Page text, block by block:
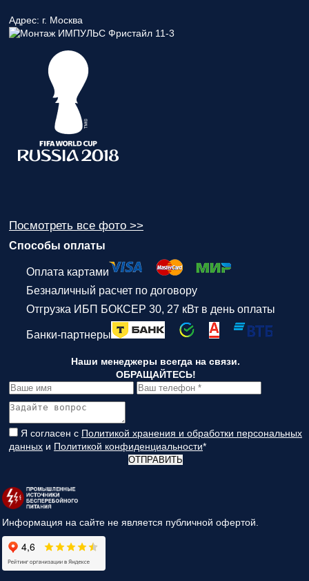
Адрес: г. Москва
Посмотреть все фото >>
Способы оплаты
Оплата картами
Безналичный расчет по договору
Отгрузка ИБП БОКСЕР 30, 27 кВт в день оплаты
Банки-партнеры
Наши менеджеры всегда на связи.
ОБРАЩАЙТЕСЬ!
Я согласен с Политикой хранения и обработки персональных
данных и Политикой конфиденциальности*
ОТПРАВИТЬ
Информация на сайте не является публичной офертой.